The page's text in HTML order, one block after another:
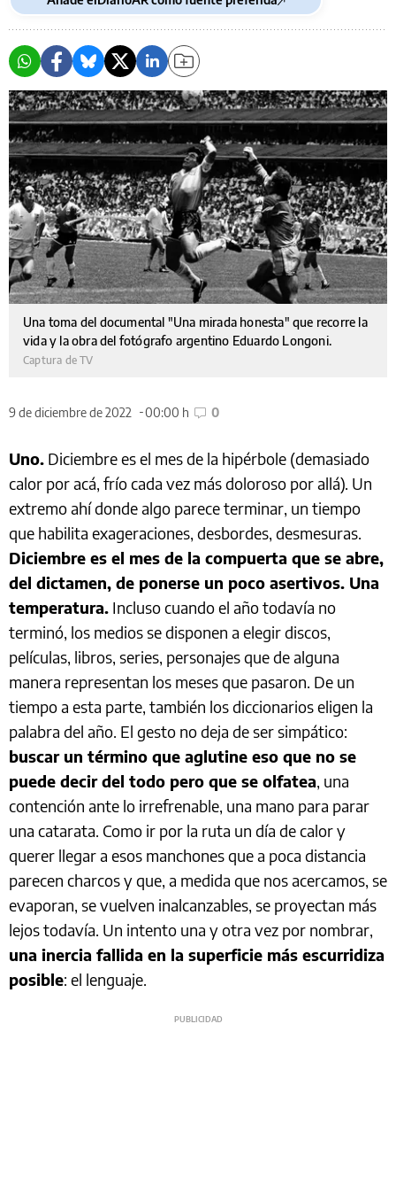
Una toma del documental "Una mirada honesta" que recorre la
vida y la obra del fotógrafo argentino Eduardo Longoni.
Captura de TV
9 de diciembre de 2022 00:00 h 0
Uno. Diciembre es el mes de la hipérbole (demasiado
calor por acá, frío cada vez más doloroso por allá). Un
extremo ahí donde algo parece terminar, un tiempo
que habilita exageraciones, desbordes, desmesuras.
Diciembre es el mes de la compuerta que se abre,
del dictamen, de ponerse un poco asertivos. Una
temperatura. Incluso cuando el año todavía no
terminó, los medios se disponen a elegir discos,
películas, libros, series, personajes que de alguna
manera representan los meses que pasaron. De un
tiempo a esta parte, también los diccionarios eligen la
palabra del año. El gesto no deja de ser simpático:
buscar un término que aglutine eso que no se
puede decir del todo pero que se olfatea, una
contención ante lo irrefrenable, una mano para parar
una catarata. Como ir por la ruta un día de calor y
querer llegar a esos manchones que a poca distancia
parecen charcos y que, a medida que nos acercamos, se
evaporan, se vuelven inalcanzables, se proyectan más
lejos todavía. Un intento una y otra vez por nombrar,
una inercia fallida en la superficie más escurridiza
posible: el lenguaje.